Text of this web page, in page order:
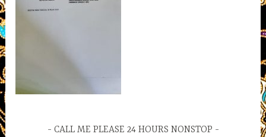
CALL ME PLEASE 24 HOURS NONSTOP